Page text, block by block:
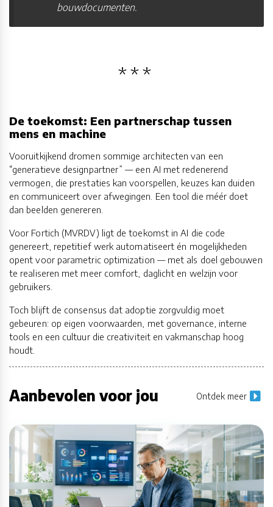
bouwdocumenten.
De toekomst: Een partnerschap tussen
mens en machine
Vooruitkijkend dromen sommige architecten van een
“generatieve designpartner” — een AI met redenerend
vermogen, die prestaties kan voorspellen, keuzes kan duiden
en communiceert over afwegingen. Een tool die méér doet
dan beelden genereren.
Voor Fortich (MVRDV) ligt de toekomst in AI die code
genereert, repetitief werk automatiseert én mogelijkheden
opent voor parametric optimization — met als doel gebouwen
te realiseren met meer comfort, daglicht en welzijn voor
gebruikers.
Toch blijft de consensus dat adoptie zorgvuldig moet
gebeuren: op eigen voorwaarden, met governance, interne
tools en een cultuur die creativiteit en vakmanschap hoog
houdt.
Aanbevolen voor jou Ontdek meer